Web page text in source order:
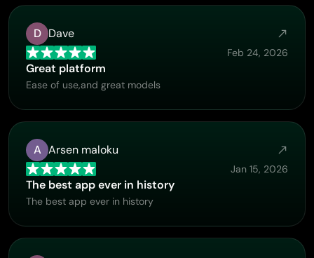
D Dave
Feb 24, 2026
Great platform
Ease of use,and great models
A Arsen maloku
Jan 15, 2026
The best app ever in history
The best app ever in history